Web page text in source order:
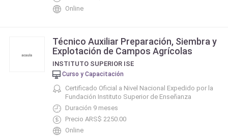
Online
Técnico Auxiliar Preparación, Siembra y
Explotación de Campos Agrícolas
INSTITUTO SUPERIOR ISE
Curso y Capacitación
Certificado Oficial a Nivel Nacional Expedido por la
Fundación Instituto Superior de Enseñanza
Duración 9 meses
Precio ARS$ 2250.00
Online